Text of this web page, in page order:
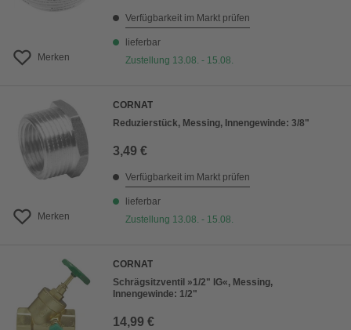
Merken
Verfügbarkeit im Markt prüfen
lieferbar
Zustellung 13.08. - 15.08.
Merken
CORNAT
Reduzierstück, Messing, Innengewinde: 3/8"
3,49 €
Verfügbarkeit im Markt prüfen
lieferbar
Zustellung 13.08. - 15.08.
CORNAT
Schrägsitzventil »1/2" IG«, Messing,
Innengewinde: 1/2"
14,99 €